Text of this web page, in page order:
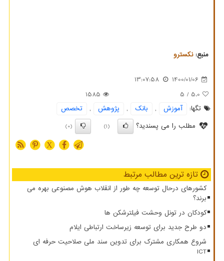
منبع:نكسترو
1400/01/06
13:07:58
5.0
/ 5
1585
تگها:
آموزش , بانك , پژوهش ,
تخصص
مطلب را می پسندید؟
(1)
(0)
X
تازه ترین مطالب مرتبط
کشورهای درحال توسعه چه طور از انقلاب هوش مصنوعی بهره می
برند؟
کودکان در تونل وحشت فیلترشکن ها
دو طرح جدید برای توسعه زیرساخت ارتباطی ایلام
شروع همکاری مشترک برای تدوین سند ملی صلاحیت حرفه ای
ICT